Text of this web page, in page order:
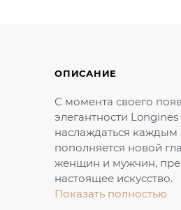
ОПИСАНИЕ
С момента своего
элегантности
наслаждаться
пополняется новой
женщин и мужчин,
настоящее искусство.
Показать полностью